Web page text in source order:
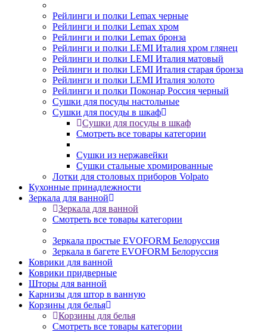
Рейлинги и полки Lemax черные
Рейлинги и полки Lemax хром
Рейлинги и полки Lemax бронза
Рейлинги и полки LEMI Италия хром глянец
Рейлинги и полки LEMI Италия матовый
Рейлинги и полки LEMI Италия старая бронза
Рейлинги и полки LEMI Италия золото
Рейлинги и полки Поконар Россия черный
Сушки для посуды настольные
Сушки для посуды в шкаф
Сушки для посуды в шкаф
Смотреть все товары категории
Сушки из нержавейки
Сушки стальные хромированные
Лотки для столовых приборов Volpato
Кухонные принадлежности
Зеркала для ванной
Зеркала для ванной
Смотреть все товары категории
Зеркала простые EVOFORM Белоруссия
Зеркала в багете EVOFORM Белоруссия
Коврики для ванной
Коврики придверные
Шторы для ванной
Карнизы для штор в ванную
Корзины для белья
Корзины для белья
Смотреть все товары категории